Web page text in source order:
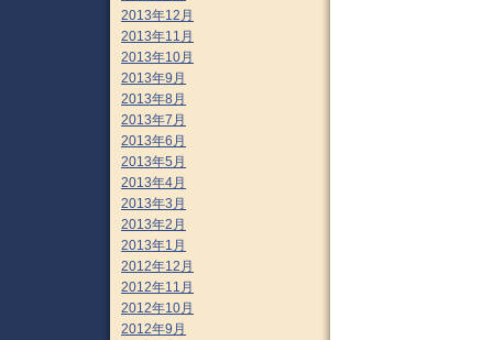
2013年12月
2013年11月
2013年10月
2013年9月
2013年8月
2013年7月
2013年6月
2013年5月
2013年4月
2013年3月
2013年2月
2013年1月
2012年12月
2012年11月
2012年10月
2012年9月